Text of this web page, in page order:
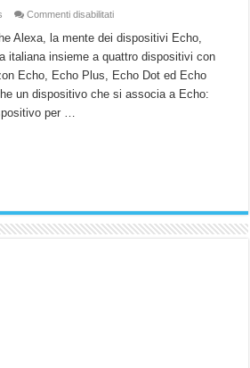
Commenti disabilitatisu
lancia
in
Italia
l’assistente
vocale
ALEXA
e
Alexa, la mente dei dispositivi Echo,
italiana insieme a quattro dispositivi con
Echo, Echo Plus, Echo Dot ed Echo
un dispositivo che si associa a Echo:
per …